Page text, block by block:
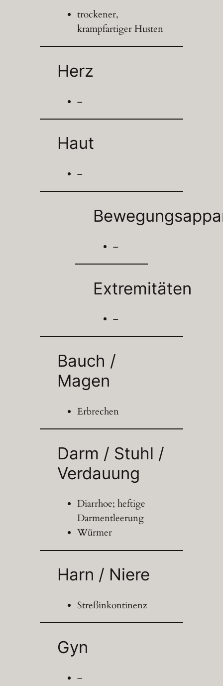
trockener,
krampfartiger Husten
Herz
–
Haut
–
–
Extremitäten
–
Bauch /
Magen
Erbrechen
Darm / Stuhl /
Verdauung
Diarrhoe; heftige
Darmentleerung
Würmer
Harn / Niere
Streßinkontinenz
Gyn
–